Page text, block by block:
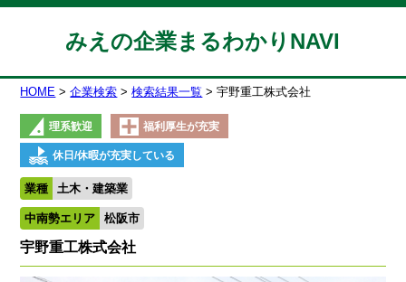
みえの企業まるわかりNAVI
HOME 企業検索 検索結果一覧 宇野重工株式会社
理系歓迎 福利厚生が充実
休日/休暇が充実している
業種 土木・建築業
中南勢エリア 松阪市
宇野重工株式会社